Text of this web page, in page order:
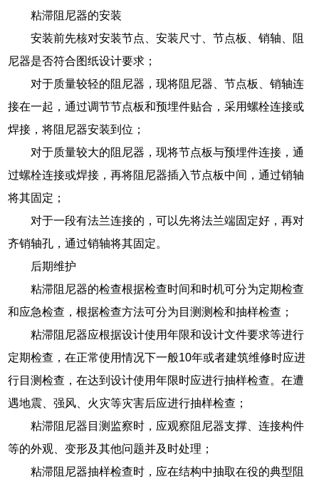
粘滞阻尼器的安装
安装前先核对安装节点、安装尺寸、节点板、销轴、阻
尼器是否符合图纸设计要求；
对于质量较轻的阻尼器，现将阻尼器、节点板、销轴连
接在一起，通过调节节点板和预埋件贴合，采用螺栓连接或
焊接，将阻尼器安装到位；
对于质量较大的阻尼器，现将节点板与预埋件连接，通
过螺栓连接或焊接，再将阻尼器插入节点板中间，通过销轴
将其固定；
对于一段有法兰连接的，可以先将法兰端固定好，再对
齐销轴孔，通过销轴将其固定。
后期维护
粘滞阻尼器的检查根据检查时间和时机可分为定期检查
和应急检查，根据检查方法可分为目测测检和抽样检查；
粘滞阻尼器应根据设计使用年限和设计文件要求等进行
定期检查，在正常使用情况下一般10年或者建筑维修时应进
行目测检查，在达到设计使用年限时应进行抽样检查。在遭
遇地震、强风、火灾等灾害后应进行抽样检查；
粘滞阻尼器目测监察时，应观察阻尼器支撑、连接构件
等的外观、变形及其他问题并及时处理；
粘滞阻尼器抽样检查时，应在结构中抽取在役的典型阻